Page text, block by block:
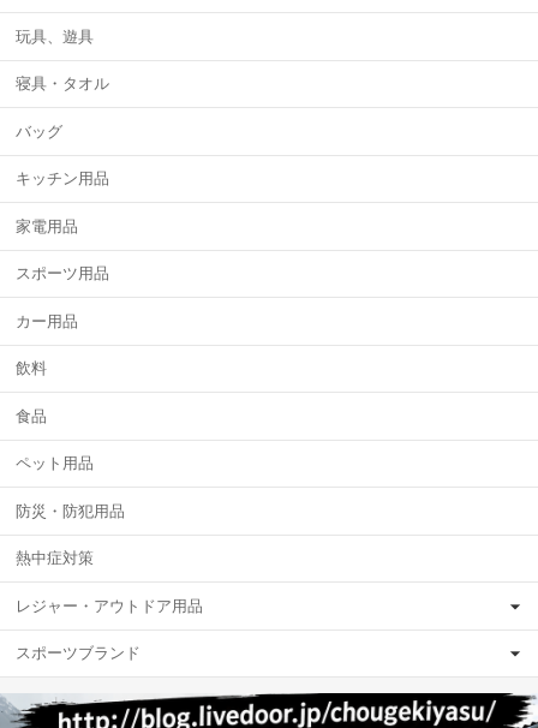
玩具、遊具
寝具・タオル
バッグ
キッチン用品
家電用品
スポーツ用品
カー用品
飲料
食品
ペット用品
防災・防犯用品
熱中症対策
レジャー・アウトドア用品
スポーツブランド